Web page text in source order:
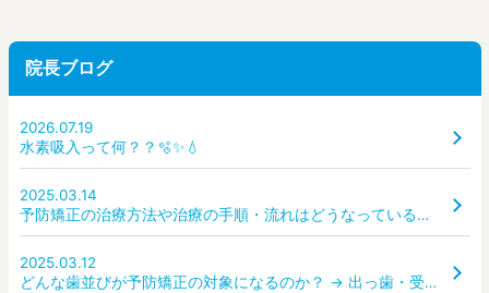
院長ブログ
2026.07.19
水素吸入って何？？🫧✨💧
2025.03.14
予防矯正の治療方法や治療の手順・流れはどうなっているのか？ どんな装置を使うのか？
2025.03.12
どんな歯並びが予防矯正の対象になるのか？ → 出っ歯・受け口・ガタガタ・すきっ歯など、どんな状態なら受診すべき？